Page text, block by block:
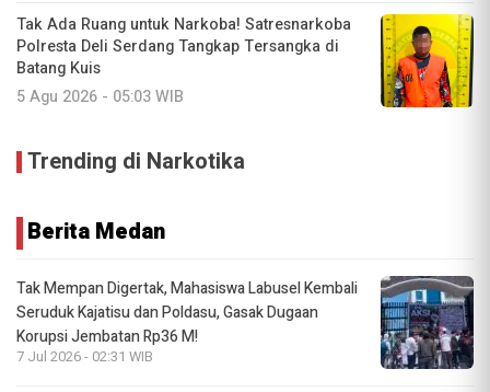
Tak Ada Ruang untuk Narkoba! Satresnarkoba
Polresta Deli Serdang Tangkap Tersangka di
Batang Kuis
5 Agu 2026 - 05:03 WIB
Trending di Narkotika
Berita Medan
Tak Mempan Digertak, Mahasiswa Labusel Kembali
Seruduk Kajatisu dan Poldasu, Gasak Dugaan
Korupsi Jembatan Rp36 M!
7 Jul 2026 - 02:31 WIB